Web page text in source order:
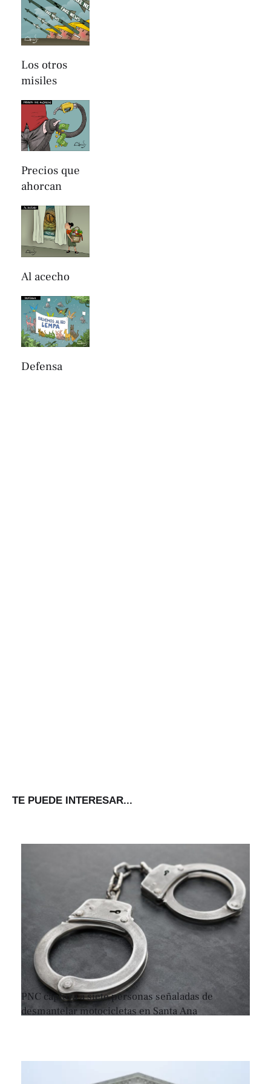
Los otros
misiles
Precios que
ahorcan
Al acecho
Defensa
TE PUEDE INTERESAR...
PNC captura a siete personas señaladas de
desmantelar motocicletas en Santa Ana